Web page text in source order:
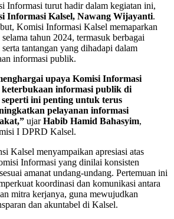
Informasi turut hadir dalam kegiatan ini,
Informasi Kalsel, Nawang Wijayanti.
Komisi Informasi Kalsel memaparkan
tahun 2024, termasuk berbagai
tantangan yang dihadapi dalam
informasi publik.
upaya Komisi Informasi
keterbukaan informasi publik di
ini penting untuk terus
pelayanan informasi
ujarHabib Hamid Bahasyim,
I DPRD Kalsel.
Kalsel menyampaikan apresiasi atas
Informasi yang dinilai konsisten
amanat undang-undang. Pertemuan ini
koordinasi dan komunikasi antara
mitra kerjanya, guna mewujudkan
dan akuntabel di Kalsel.